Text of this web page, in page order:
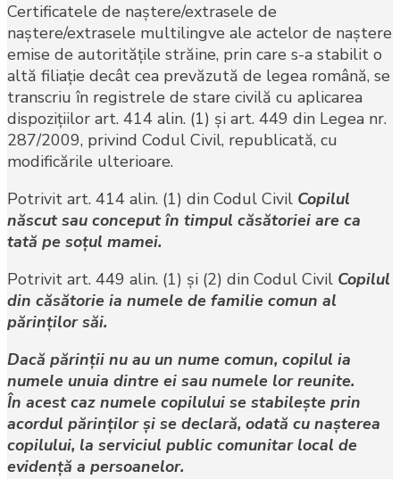
Certificatele de naştere/extrasele de
naştere/extrasele multilingve ale actelor de naştere
emise de autorităţile străine, prin care s-a stabilit o
altă filiaţie decât cea prevăzută de legea română, se
transcriu în registrele de stare civilă cu aplicarea
dispoziţiilor art. 414 alin. (1) şi art. 449 din Legea nr.
287/2009, privind Codul Civil, republicată, cu
modificările ulterioare.
Potrivit art. 414 alin. (1) din Codul Civil Copilul
născut sau conceput în timpul căsătoriei are ca
tată pe soţul mamei.
Potrivit art. 449 alin. (1) și (2) din Codul Civil Copilul
din căsătorie ia numele de familie comun al
părinţilor săi.
Dacă părinţii nu au un nume comun, copilul ia
numele unuia dintre ei sau numele lor reunite.
În acest caz numele copilului se stabileşte prin
acordul părinţilor şi se declară, odată cu naşterea
copilului, la serviciul public comunitar local de
evidenţă a persoanelor.